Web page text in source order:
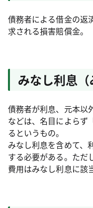
債務者による借金の返
求される損害賠償金。
みなし利息（
債務者が利息、元本以
などは、名目によらず
るというもの。
みなし利息を含めて、
する必要がある。ただ
費用はみなし利息に該